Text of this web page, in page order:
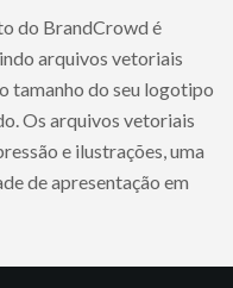
do BrandCrowd é
arquivos vetoriais
tamanho do seu logotipo
Os arquivos vetoriais
e ilustrações, uma
de apresentação em